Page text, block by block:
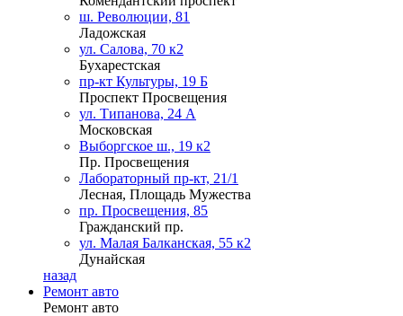
ш. Революции, 81
Ладожская
ул. Салова, 70 к2
Бухарестская
пр-кт Культуры, 19 Б
Проспект Просвещения
ул. Типанова, 24 А
Московская
Выборгское ш., 19 к2
Пр. Просвещения
Лабораторный пр-кт, 21/1
Лесная, Площадь Мужества
пр. Просвещения, 85
Гражданский пр.
ул. Малая Балканская, 55 к2
Дунайская
назад
Ремонт авто
Ремонт авто